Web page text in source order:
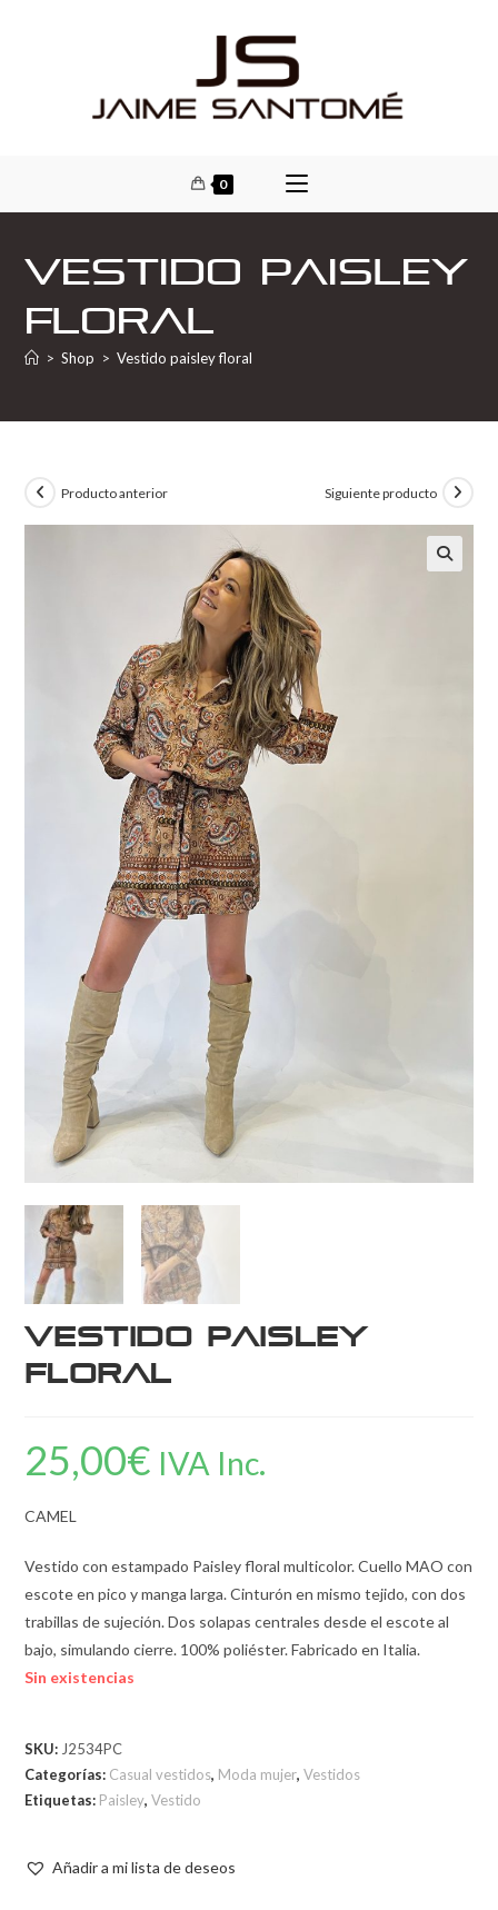
0
Vestido paisley
floral
> Shop > Vestido paisley floral
Producto anterior Siguiente producto
Vestido paisley
floral
25,00€ IVA Inc.
CAMEL
Vestido con estampado Paisley floral multicolor. Cuello MAO con
escote en pico y manga larga. Cinturón en mismo tejido, con dos
trabillas de sujeción. Dos solapas centrales desde el escote al
bajo, simulando cierre. 100% poliéster. Fabricado en Italia.
Sin existencias
SKU: J2534PC
Categorías: Casual vestidos, Moda mujer,Vestidos
Etiquetas: Paisley,Vestido
Añadir a mi lista de deseos